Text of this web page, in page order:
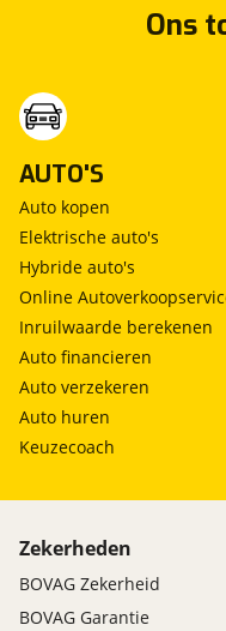
Ons
AUTO'S
Auto kopen
Elektrische auto's
Hybride auto's
Online
Inruilwaarde berekenen
Auto financieren
Auto verzekeren
Auto huren
Keuzecoach
Zekerheden
BOVAG Zekerheid
BOVAG Garantie